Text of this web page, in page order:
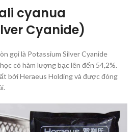
cyanua
Cyanide)
gọi là Potassium Silver Cyanide
có hàm lượng bạc lên đến 54,2%.
bởi Heraeus Holding và được đóng